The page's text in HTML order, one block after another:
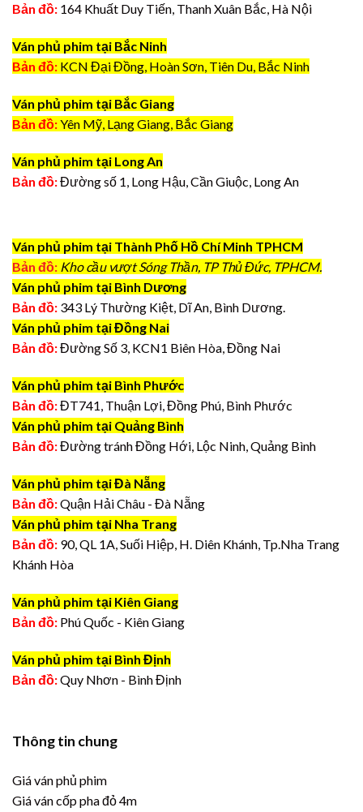
Bản đồ: 164 Khuất Duy Tiến, Thanh Xuân Bắc, Hà Nội
Ván phủ phim tại Bắc Ninh
Bản đồ: KCN Đại Đồng, Hoàn Sơn, Tiên Du, Bắc Ninh
Ván phủ phim tại Bắc Giang
Bản đồ:Yên Mỹ, Lạng Giang, Bắc Giang
Ván phủ phim tại Long An
Bản đồ:Đường số 1, Long Hậu, Cần Giuộc, Long An
Ván phủ phim tại Thành Phố Hồ Chí Minh TPHCM
Bản đồ: Kho cầu vượt Sóng Thần, TP Thủ Đức, TPHCM.
Ván phủ phim tại Bình Dương
Bản đồ: 343 Lý Thường Kiệt, Dĩ An, Bình Dương.
Ván phủ phim tại Đồng Nai
Bản đồ:Đường Số 3, KCN1 Biên Hòa, Đồng Nai
Ván phủ phim tại Bình Phước
Bản đồ:ĐT741, Thuận Lợi, Đồng Phú, Bình Phước
Ván phủ phim tại Quảng Bình
Bản đồ:Đường tránh Đồng Hới, Lộc Ninh, Quảng Bình
Ván phủ phim tại Đà Nẵng
Bản đồ:Quận Hải Châu - Đà Nẵng
Ván phủ phim tại Nha Trang
Bản đồ: 90, QL 1A, Suối Hiệp, H. Diên Khánh, Tp.Nha Trang
Khánh Hòa
Ván phủ phim tại Kiên Giang
Bản đồ: Phú Quốc - Kiên Giang
Ván phủ phim tại Bình Định
Bản đồ:Quy Nhơn - Bình Định
Thông tin chung
Giá ván phủ phim
Giá ván cốp pha đỏ 4m